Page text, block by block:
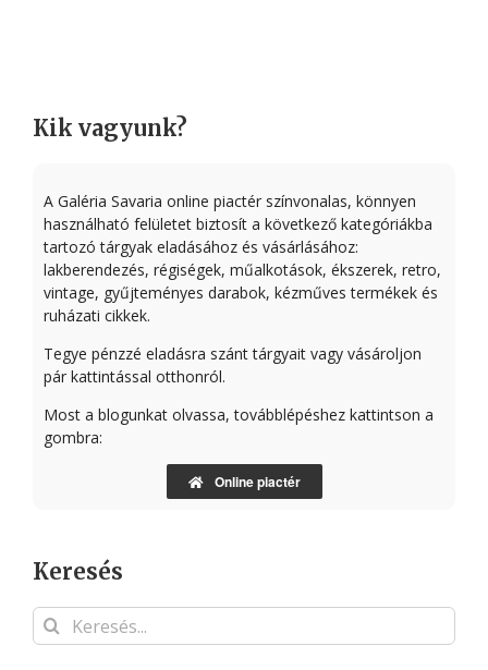
Kik vagyunk?
A Galéria Savaria online piactér színvonalas, könnyen
használható felületet biztosít a következő kategóriákba
tartozó tárgyak eladásához és vásárlásához:
lakberendezés, régiségek, műalkotások, ékszerek, retro,
vintage, gyűjteményes darabok, kézműves termékek és
ruházati cikkek.
Tegye pénzzé eladásra szánt tárgyait vagy vásároljon
pár kattintással otthonról.
Most a blogunkat olvassa, továbblépéshez kattintson a
gombra:
Online piactér
Keresés
Keresés...